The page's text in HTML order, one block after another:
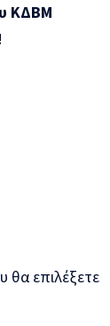
ΚΔΒΜ
θα επιλέξετε